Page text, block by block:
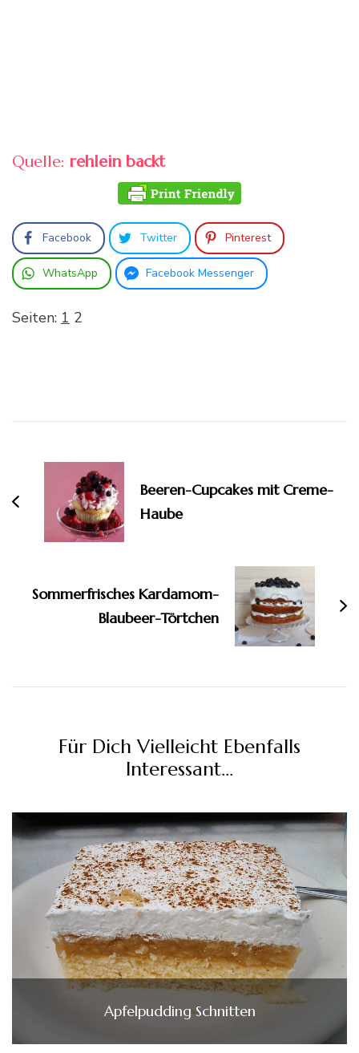
Quelle: rehlein backt
Facebook Twitter Pinterest
WhatsApp Facebook Messenger
Seiten: 1 2
Beeren-Cupcakes mit Creme-
Haube
Sommerfrisches Kardamom-
Blaubeer-Törtchen
Für Dich Vielleicht Ebenfalls
Interessant...
Apfelpudding Schnitten